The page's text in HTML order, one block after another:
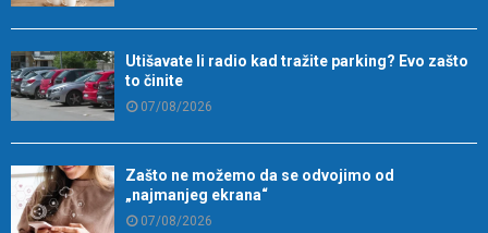
Utišavate li radio kad tražite parking? Evo zašto
to činite
07/08/2026
Zašto ne možemo da se odvojimo od
„najmanjeg ekrana“
07/08/2026